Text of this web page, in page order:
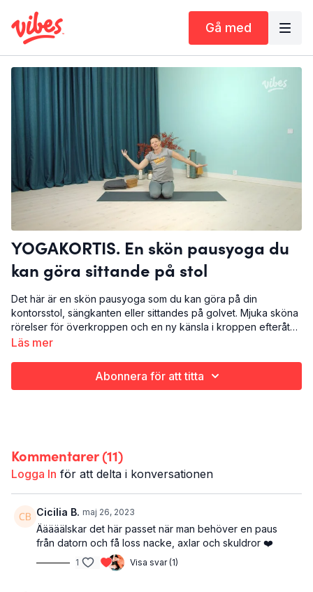
Gå med
YOGAKORTIS. En skön pausyoga du
kan göra sittande på stol
Det här är en skön pausyoga som du kan göra på din
kontorsstol, sängkanten eller sittandes på golvet. Mjuka sköna
rörelser för överkroppen och en ny känsla i kroppen efteråt
borgar för väl investerade 10 minuter.
Läs mer
Abonnera för att titta
Kommentarer (11)
Logga In för att delta i konversationen
Cicilia B. maj 26, 2023
Ääääälskar det här passet när man behöver en paus
från datorn och få loss nacke, axlar och skuldror ❤️
1 Visa svar (1)